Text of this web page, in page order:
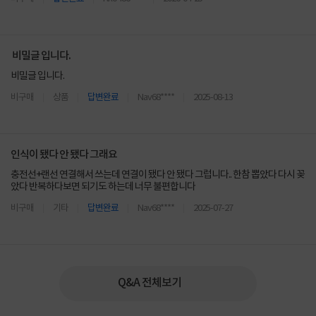
비밀글 입니다.
비밀글 입니다.
비구매 상품 답변완료 Nav68**** 2025-08-13
인식이 됐다 안 됐다 그래요
충전선+랜선 연결해서 쓰는데 연결이 됐다 안 됐다 그럽니다.. 한참 뽑았다 다시 꽂
았다 반복하다보면 되기도 하는데 너무 불편합니다
비구매 기타 답변완료 Nav68**** 2025-07-27
Q&A 전체보기